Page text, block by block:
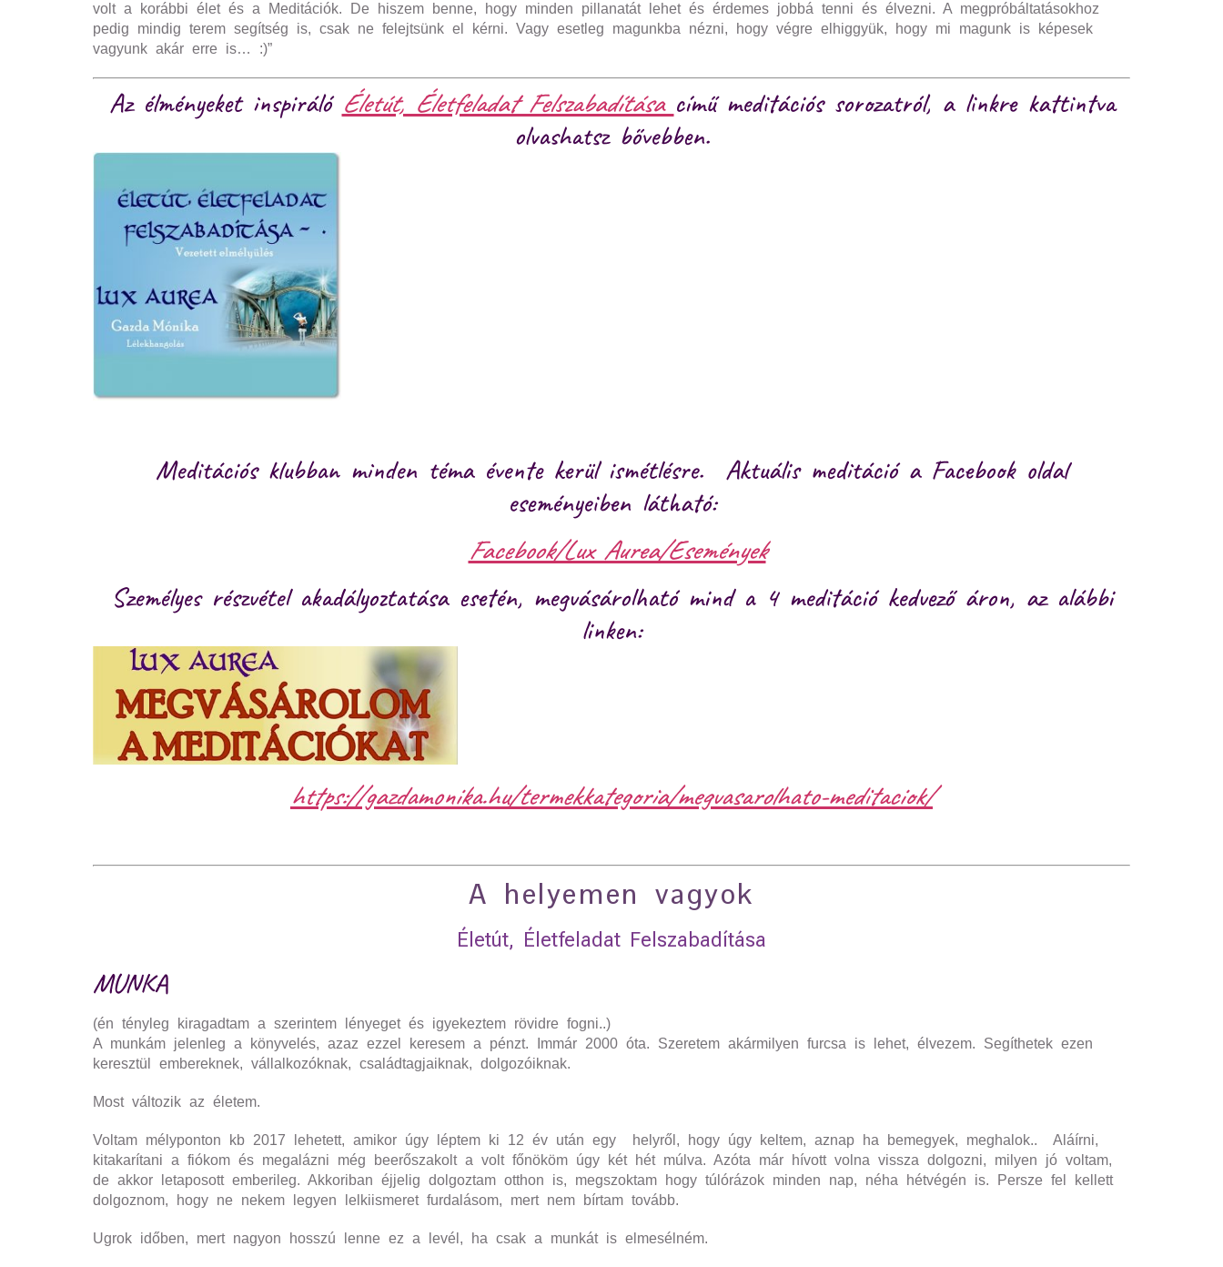
volt a korábbi élet és a Meditációk. De hiszem benne, hogy minden pillanatát lehet és érdemes jobbá tenni és élvezni. A megpróbáltatásokhoz
pedig mindig terem segítség is, csak ne felejtsünk el kérni. Vagy esetleg magunkba nézni, hogy végre elhiggyük, hogy mi magunk is képesek
vagyunk akár erre is… :)”
Az élményeket inspiráló Életút, Életfeladat Felszabadítása című meditációs sorozatról, a linkre kattintva
olvashatsz bővebben.
Meditációs klubban minden téma évente kerül ismétlésre. Aktuális meditáció a Facebook oldal
eseményeiben látható:
Facebook/Lux Aurea/Események
Személyes részvétel akadályoztatása esetén, megvásárolható mind a 4 meditáció kedvező áron, az alábbi
linken:
https://gazdamonika.hu/termekkategoria/megvasarolhato-meditaciok/
A helyemen vagyok
Életút, Életfeladat Felszabadítása
MUNKA
(én tényleg kiragadtam a szerintem lényeget és igyekeztem rövidre fogni..)
A munkám jelenleg a könyvelés, azaz ezzel keresem a pénzt. Immár 2000 óta. Szeretem akármilyen furcsa is lehet, élvezem. Segíthetek ezen
keresztül embereknek, vállalkozóknak, családtagjaiknak, dolgozóiknak.
Most változik az életem.
Voltam mélyponton kb 2017 lehetett, amikor úgy léptem ki 12 év után egy helyről, hogy úgy keltem, aznap ha bemegyek, meghalok.. Aláírni,
kitakarítani a fiókom és megalázni még beerőszakolt a volt főnököm úgy két hét múlva. Azóta már hívott volna vissza dolgozni, milyen jó voltam,
de akkor letaposott emberileg. Akkoriban éjjelig dolgoztam otthon is, megszoktam hogy túlórázok minden nap, néha hétvégén is. Persze fel kellett
dolgoznom, hogy ne nekem legyen lelkiismeret furdalásom, mert nem bírtam tovább.
Ugrok időben, mert nagyon hosszú lenne ez a levél, ha csak a munkát is elmesélném.